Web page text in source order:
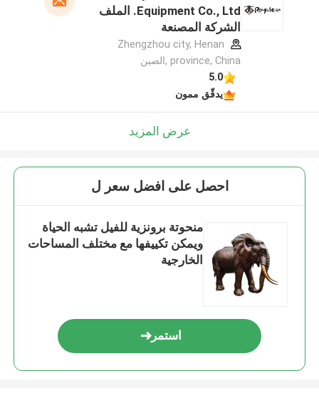
Equipment Co., Ltd. الملف
الشركة المصنعة
Zhengzhou city, Henan
province, China ,الصين
5.0
يدقّق ممون
عرض المزيد
احصل على افضل سعر ل
منحوتة برونزية للفيل تشبه الحياة
ويمكن تكييفها مع مختلف المساحات
الخارجية
استمر